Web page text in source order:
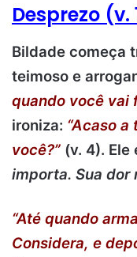
Desprezo (v.
Bildade começa
teimoso e
quando você vai
ironiza: “Acaso
você?” (v. 4). Ele
importa. Sua dor
“Até quando
Considera, e